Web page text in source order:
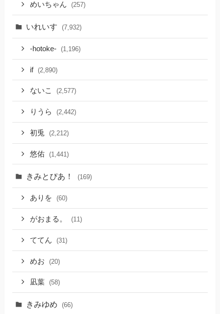
めいちゃん (257)
いれいす (7,932)
-hotoke- (1,196)
if (2,890)
ないこ (2,577)
りうら (2,442)
初兎 (2,212)
悠佑 (1,441)
きみとぴあ！ (169)
ありを (60)
がおまる。 (11)
ててん (31)
めお (20)
凪葉 (58)
きみゆめ (66)